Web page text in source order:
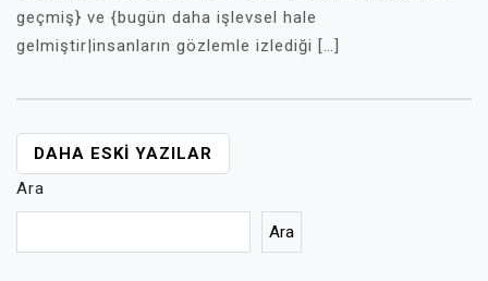
geçmiş} ve {bugün daha işlevsel hale
gelmiştir|insanların gözlemle izlediği […]
YAZI
GEZINMESI
DAHA ESKI YAZILAR
Ara
Ara